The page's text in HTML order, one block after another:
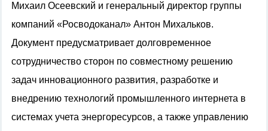
Михаил Осеевский и генеральный директор группы
компаний «Росводоканал» Антон Михальков.
Документ предусматривает долговременное
сотрудничество сторон по совместному решению
задач инновационного развития, разработке и
внедрению технологий промышленного интернета в
системах учета энергоресурсов, а также управлению